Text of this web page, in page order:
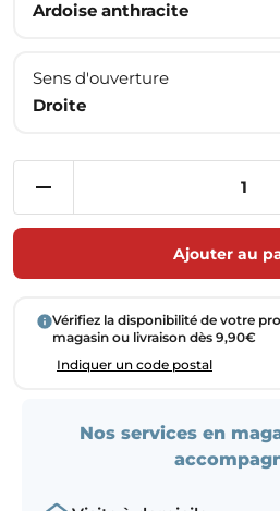
Ardoise anthracite
Sens d'ouverture
Droite
Ajouter au
Vérifiez la disponibilité de votre
magasin ou livraison dès 9,90€
Indiquer un code postal
Nos services en